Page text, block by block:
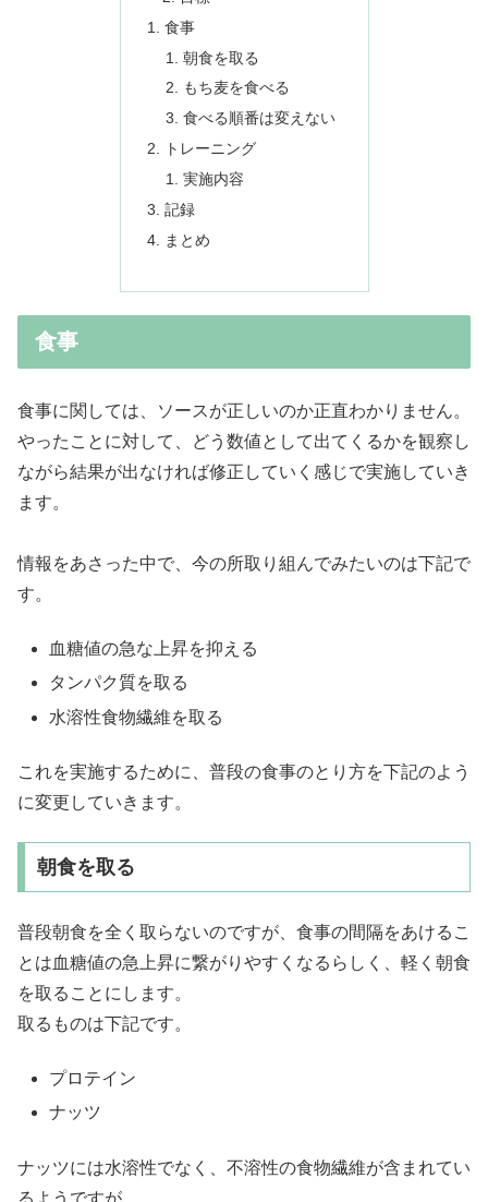
食事
朝食を取る
もち麦を食べる
食べる順番は変えない
トレーニング
実施内容
記録
まとめ
食事
食事に関しては、ソースが正しいのか正直わかりません。
やったことに対して、どう数値として出てくるかを観察し
ながら結果が出なければ修正していく感じで実施していき
ます。
情報をあさった中で、今の所取り組んでみたいのは下記で
す。
血糖値の急な上昇を抑える
タンパク質を取る
水溶性食物繊維を取る
これを実施するために、普段の食事のとり方を下記のよう
に変更していきます。
朝食を取る
普段朝食を全く取らないのですが、食事の間隔をあけるこ
とは血糖値の急上昇に繋がりやすくなるらしく、軽く朝食
を取ることにします。
取るものは下記です。
プロテイン
ナッツ
ナッツには水溶性でなく、不溶性の食物繊維が含まれてい
るようですが、